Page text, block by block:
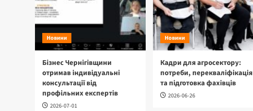
Новини
Бізнес Чернігівщини
отримав індивідуальні
консультації від
профільних експертів
2026-07-01
Новини
Кадри для агросектору:
потреби, перекваліфікація
та підготовка фахівців
2026-06-26